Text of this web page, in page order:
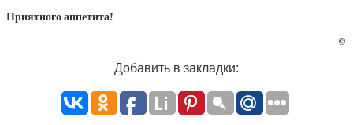
Приятного аппетита!
©
Добавить в закладки: